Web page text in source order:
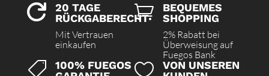

20 TAGE
RÜCKGABERECHT
Mit Vertrauen
einkaufen

BEQUEMES
SHOPPING
2% Rabatt bei
Überweisung auf
Fuegos Bank

100% FUEGOS 
VON UNSEREN